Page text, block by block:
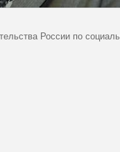
России по